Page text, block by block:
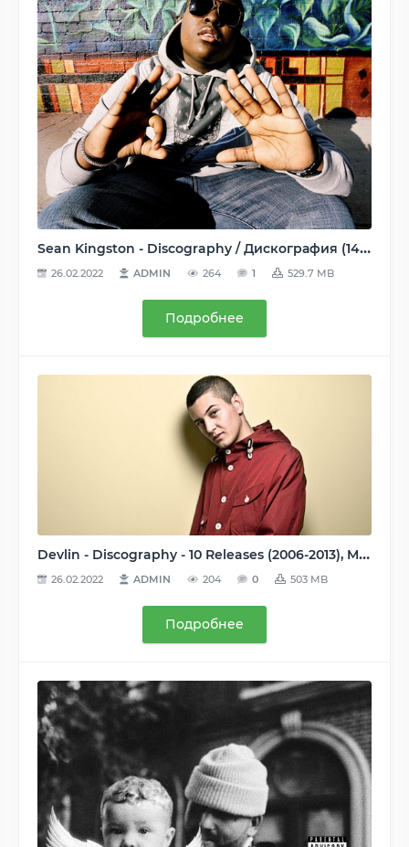
Sean Kingston - Discography / Дискография (14 релизов) 2007-2016, MP3, VBR, 192-320 kbps
26.02.2022 ADMIN 264 1 529.7 MB
Подробнее
Devlin - Discography - 10 Releases (2006-2013), MP3, V2, 192-320 kbps
26.02.2022 ADMIN 204 0 503 MB
Подробнее